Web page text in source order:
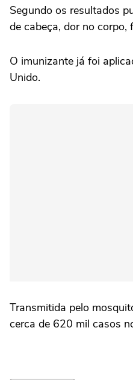
Segundo os resultados
de cabeça, dor no corpo,
O imunizante já foi
Unido.
Transmitida pelo
cerca de 620 mil casos